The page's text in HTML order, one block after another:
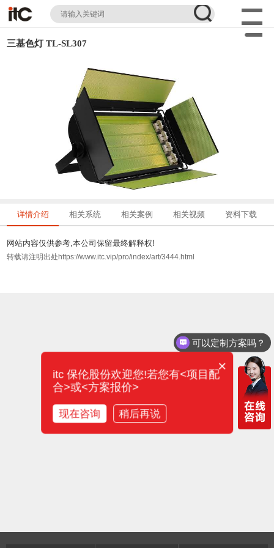
三基色灯 TL-SL307
详情介绍 相关系统 相关案例 相关视频 资料下载
网站内容仅供参考,本公司保留最终解释权!
转载请注明出处https://www.itc.vip/pro/index/art/3444.html
可以定制方案吗？
×
itc 保伦股份欢迎您!若您有<项目配
合>或<方案报价>
现在咨询 稍后再说